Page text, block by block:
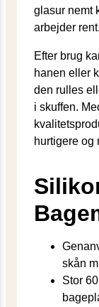
glasur nemt
arbejder rent.
Efter brug
hanen eller
den rulles
i skuffen.
hurtigere og
skån
Stor